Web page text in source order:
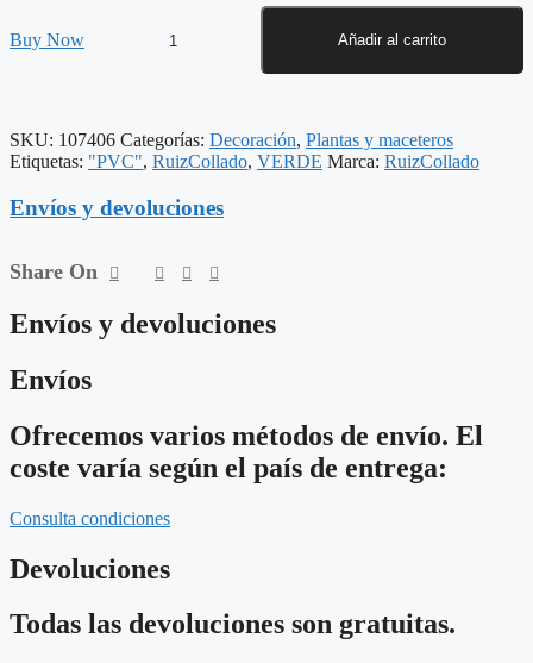
Buy Now
PLANTA
CM
cantidad
Añadir al carrito
SKU: 107406 Categorías: Decoración, Plantas y maceteros
Etiquetas: "PVC", RuizCollado, VERDE Marca: RuizCollado
Envíos y devoluciones
Share On
Envíos y devoluciones
Envíos
Ofrecemos varios métodos de envío. El
coste varía según el país de entrega:
Consulta condiciones
Devoluciones
Todas las devoluciones son gratuitas.